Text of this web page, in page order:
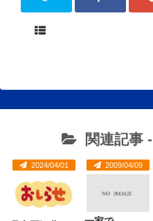
関連記事 -
2024/04/01 2009/04/09